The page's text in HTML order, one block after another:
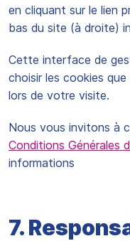
en cliquant sur le lien
bas du site (à droite)
Cette interface de
choisir les cookies
lors de votre visite.
Nous vous invitons à
Conditions Générales
informations
7.